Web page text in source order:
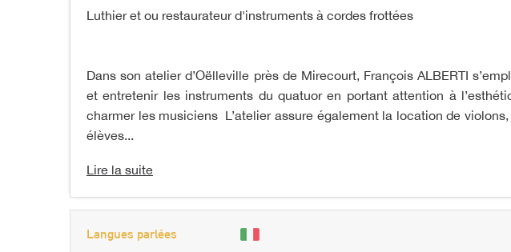
Luthier et ou restaurateur d'instruments à cordes frottées
Dans son atelier d’Oëlleville près de Mirecourt, François ALBERTI
et entretenir les instruments du quatuor en portant attention à
charmer les musiciens L’atelier assure également la location de
élèves...
Lire la suite
Langues parlées